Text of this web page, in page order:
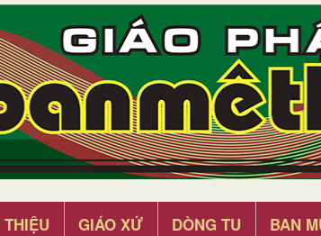
GIÁO XỨ DÒNG TU BAN